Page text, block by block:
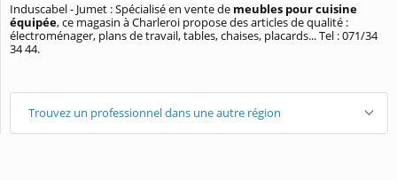
Induscabel - Jumet : Spécialisé en vente de meubles pour cuisine
équipée, ce magasin à Charleroi propose des articles de qualité :
électroménager, plans de travail, tables, chaises, placards... Tel : 071/34
34 44.
Trouvez un professionnel dans une autre région